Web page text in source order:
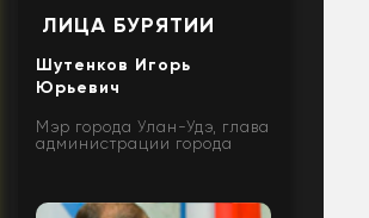
ЛИЦА БУРЯТИИ
Шутенков Игорь
Юрьевич
Мэр города Улан-Удэ, глава
администрации города